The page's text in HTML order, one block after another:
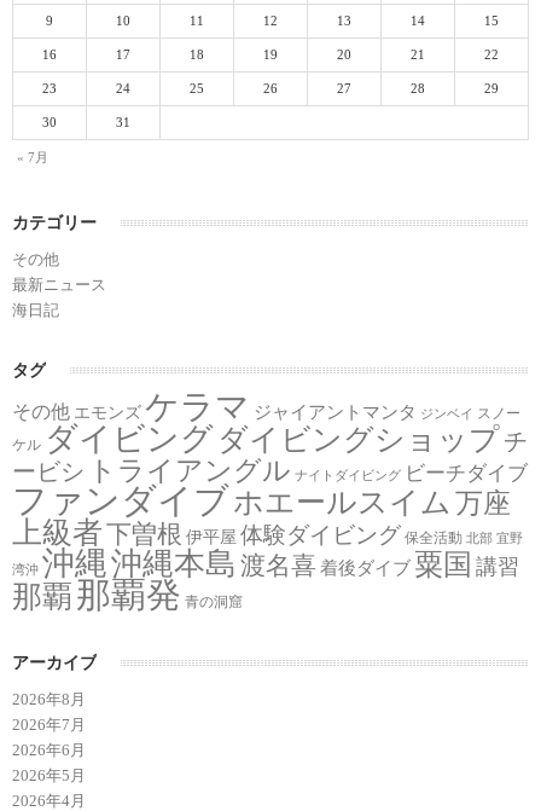
« 7月
9 10 11 12 13 14 15
16 17 18 19 20 21 22
23 24 25 26 27 28 29
30 31
カテゴリー
その他
最新ニュース
海日記
タグ
その他 エモンズ ケラマ ジャイアントマンタ ジンベイ
スノー
ケル ダイビング ダイビングショップチ
ービシ トライアングル ナイトダイビング ビーチダイブ
ファンダイブホエールスイム 万座
上級者下曽根 伊平屋 体験ダイビング 保全活動 北部 宜野
湾沖 沖縄沖縄本島 渡名喜 着後ダイブ 粟国 講習
那覇 那覇発 青の洞窟
アーカイブ
2026年8月
2026年7月
2026年6月
2026年5月
2026年4月